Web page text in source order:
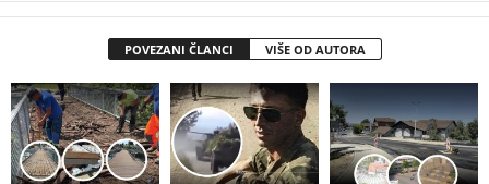
POVEZANI ČLANCI VIŠE OD AUTORA